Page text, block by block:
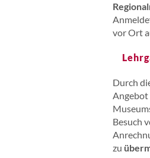
vor Ort
Durch
Angebot
Besuch
zu